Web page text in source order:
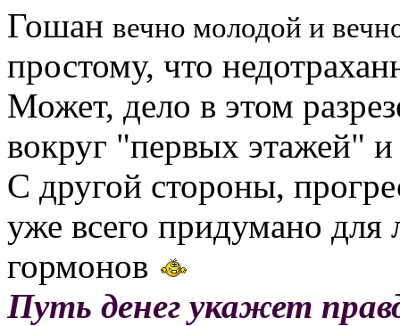
Гошан вечно молодой и
простому, что
Может, дело в этом
вокруг "первых этажей"
С другой стороны,
уже всего придумано для
гормонов
Путь денег укажет